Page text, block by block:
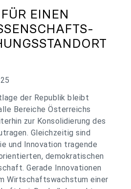
EINEN
der Republik bleibt
Bereiche Österreichs
zur Konsolidierung des
Gleichzeitig sind
und Innovation tragende
demokratischen
Gerade Innovationen
Wirtschaftswachstum einer